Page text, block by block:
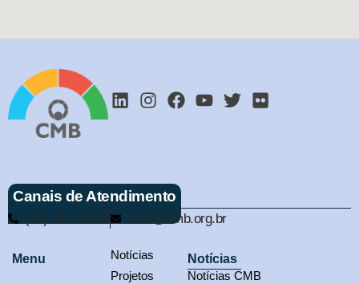
Canais de Atendimento
(61) 3321-9563 cmb@cmb.org.br
Menu
Notícias
Projetos
Notícias
Notícias CMB